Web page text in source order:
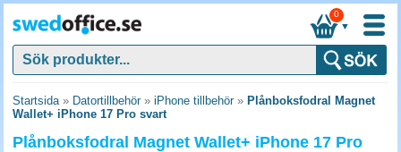
▼
0
Startsida» Datortillbehör» iPhone tillbehör» Plånboksfodral Magnet
Wallet+ iPhone 17 Pro svart
Plånboksfodral Magnet Wallet+ iPhone 17 Pro